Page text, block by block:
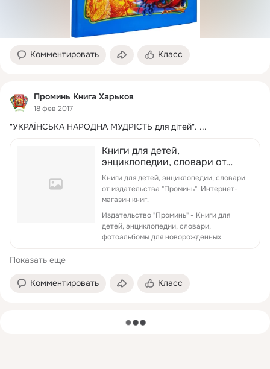
Комментировать Класс
Проминь Книга Харьков
18 фев 2017
"УКРАЇНСЬКА НАРОДНА МУДРІСТЬ для дітей". ...
Книги для детей,
энциклопедии, словари от
издательства "Проминь"
Книги для детей, энциклопедии, словари
от издательства "Проминь". Интернет-
магазин книг.
Издательство "Проминь" - Книги для
детей, энциклопедии, словари,
фотоальбомы для новорожденных
Показать еще
Комментировать Класс